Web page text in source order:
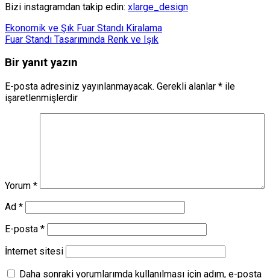
Bizi instagramdan takip edin: xlarge_design
Ekonomik ve Şık Fuar Standı Kiralama
Fuar Standı Tasarımında Renk ve Işık
Bir yanıt yazın
E-posta adresiniz yayınlanmayacak. Gerekli alanlar * ile
işaretlenmişlerdir
Yorum *
Ad *
E-posta *
İnternet sitesi
Daha sonraki yorumlarımda kullanılması için adım, e-posta